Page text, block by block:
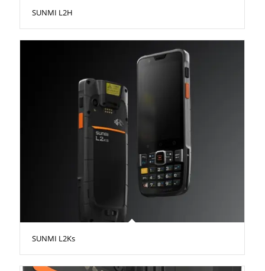
SUNMI L2H
SUNMI L2Ks